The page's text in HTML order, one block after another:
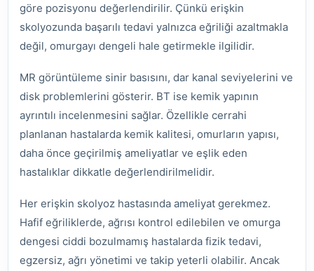
göre pozisyonu değerlendirilir. Çünkü erişkin
skolyozunda başarılı tedavi yalnızca eğriliği azaltmakla
değil, omurgayı dengeli hale getirmekle ilgilidir.
MR görüntüleme sinir basısını, dar kanal seviyelerini ve
disk problemlerini gösterir. BT ise kemik yapının
ayrıntılı incelenmesini sağlar. Özellikle cerrahi
planlanan hastalarda kemik kalitesi, omurların yapısı,
daha önce geçirilmiş ameliyatlar ve eşlik eden
hastalıklar dikkatle değerlendirilmelidir.
Her erişkin skolyoz hastasında ameliyat gerekmez.
Hafif eğriliklerde, ağrısı kontrol edilebilen ve omurga
dengesi ciddi bozulmamış hastalarda fizik tedavi,
egzersiz, ağrı yönetimi ve takip yeterli olabilir. Ancak